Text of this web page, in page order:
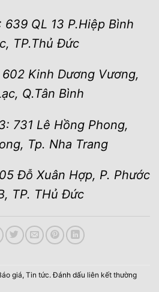
639 QL 13 P.Hiệp Bình
TP.Thủ Đức
602 Kinh Dương Vương,
Q.Tân Bình
731 Lê Hồng Phong,
Tp. Nha Trang
Đỗ Xuân Hợp, P. Phước
TP. THủ Đức
giá, Tin tức. Đánh dấu liên kết thường